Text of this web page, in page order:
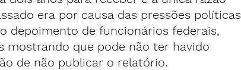
era por causa das pressões políticas
depoimento de funcionários federais,
mostrando que pode não ter havido
de não publicar o relatório.